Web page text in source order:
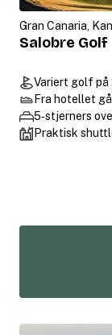
Gran Canaria,
Salobre Golf
Variert golf på
Fra hotellet
5‑stjerners
Praktisk